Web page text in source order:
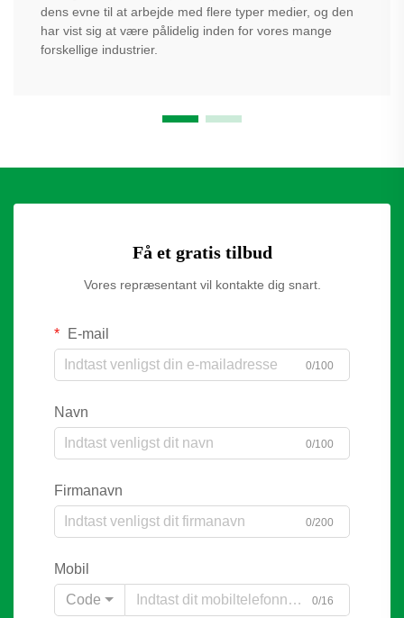
dens evne til at arbejde med flere typer medier, og den
har vist sig at være pålidelig inden for vores mange
forskellige industrier.
Få et gratis tilbud
Vores repræsentant vil kontakte dig snart.
E-mail
0/100
Navn
0/100
Firmanavn
0/200
Mobil
Code
0/16